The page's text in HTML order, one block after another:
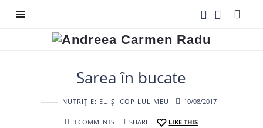
Andreea
RaduSarea în bucate
NUTRIȚIE: EU ȘI COPILUL MEU 10/08/2017
3 COMMENTS SHARE LIKE THIS